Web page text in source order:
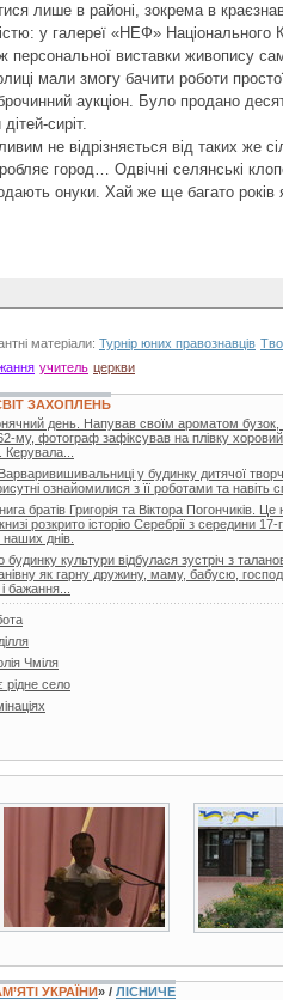
лише в районі, зокрема в
у галереї «НЕФ» Національного
персональної виставки живопису
мали змогу бачити роботи
аукціон. Було продано
сиріт.
не відрізняється від таких же
город… Одвічні селянські
онуки. Хай же ще багато
матеріали: Турнір юних правознавців
учитель церкви
ЗАХОПЛЕНЬ
день. Напував своїм ароматом
му, фотограф зафіксував на плівку
Керувала...
у будинку дитячої
ознайомилися з її роботами та
братів Григорія та Віктора Погончиків.
розкрито історію Серебрії з середини
днів.
будинку культури відбулася зустріч з
як гарну дружину, маму, бабусю,
бажання...
Чміля
рідне село
13 фото
УКРАЇНИ» / ЛІСНИЧЕ